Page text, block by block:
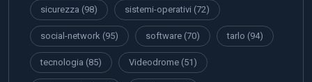
sicurezza (98) sistemi-operativi (72)
social-network (95) software (70) tarlo (94)
tecnologia (85) Videodrome (51)